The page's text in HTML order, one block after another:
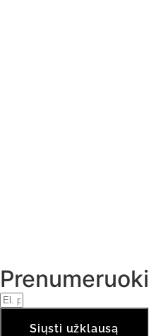
Siųsti užklausą